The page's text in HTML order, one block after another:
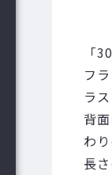
「
フ
ラ
背
わ
長